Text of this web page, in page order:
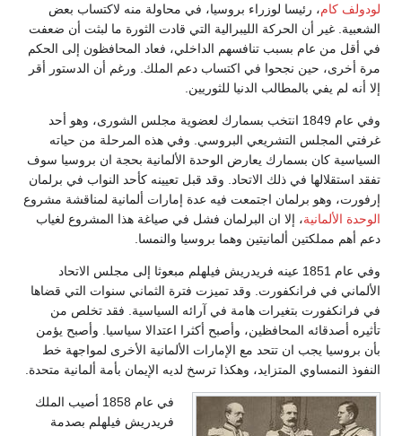
لودولف كام، رئيسا لوزراء بروسيا، في محاولة منه لاكتساب بعض
الشعبية. غير أن الحركة الليبرالية التي قادت الثورة ما لبثت أن ضعفت
في أقل من عام بسبب تنافسهم الداخلي، فعاد المحافظون إلى الحكم
مرة أخرى، حين نجحوا في اكتساب دعم الملك. ورغم أن الدستور أقر
إلا أنه لم يفي بالمطالب الدنيا للثوريين.
وفي عام 1849 انتخب بسمارك لعضوية مجلس الشورى، وهو أحد
غرفتي المجلس التشريعي البروسي. وفي هذه المرحلة من حياته
السياسية كان بسمارك يعارض الوحدة الألمانية بحجة ان بروسيا سوف
تفقد استقلالها في ذلك الاتحاد. وقد قبل تعيينه كأحد النواب في برلمان
إرفورت، وهو برلمان اجتمعت فيه عدة إمارات ألمانية لمناقشة مشروع
الوحدة الألمانية، إلا ان البرلمان فشل في صياغة هذا المشروع لغياب
دعم أهم مملكتين ألمانيتين وهما بروسيا والنمسا.
وفي عام 1851 عينه فريدريش فيلهلم مبعوثا إلى مجلس الاتحاد
الألماني في فرانكفورت. وقد تميزت فترة الثماني سنوات التي قضاها
في فرانكفورت بتغيرات هامة في آرائه السياسية. فقد تخلص من
تأثيره أصدقائه المحافظين، وأصبح أكثرا اعتدالا سياسيا. وأصبح يؤمن
بأن بروسيا يجب ان تتحد مع الإمارات الألمانية الأخرى لمواجهة خط
النفوذ النمساوي المتزايد، وهكذا ترسخ لديه الإيمان بأمة ألمانية متحدة.
في عام 1858 أصيب الملك
فريدريش فيلهلم بصدمة